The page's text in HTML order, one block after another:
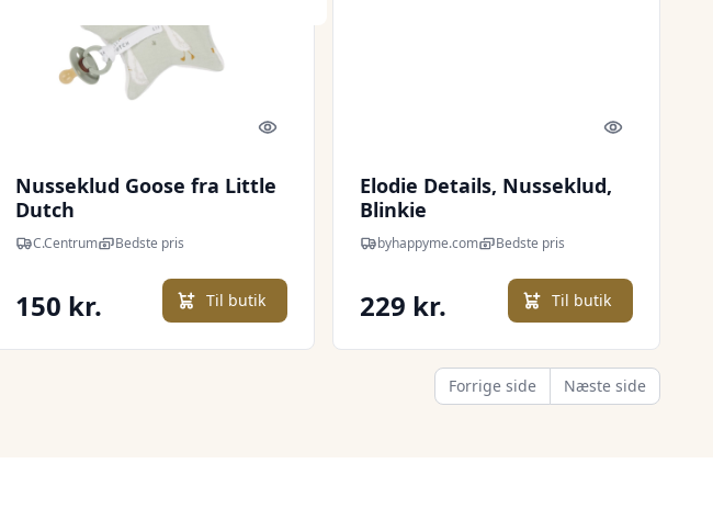
Quick look
Nusseklud Goose fra Little
Dutch
C.Centrum Bedste pris
150 kr. Til butik
Quick look
Elodie Details, Nusseklud,
Blinkie
byhappyme.com Bedste pris
229 kr. Til butik
Forrige side Næste side